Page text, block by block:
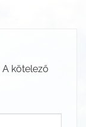
A kötelező